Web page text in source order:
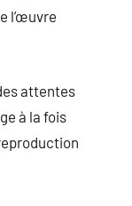
l’œuvre
attentes
à la fois